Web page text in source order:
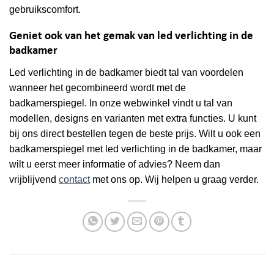
gebruikscomfort.
Geniet ook van het gemak van led verlichting in de
badkamer
Led verlichting in de badkamer biedt tal van voordelen
wanneer het gecombineerd wordt met de
badkamerspiegel. In onze webwinkel vindt u tal van
modellen, designs en varianten met extra functies. U kunt
bij ons direct bestellen tegen de beste prijs. Wilt u ook een
badkamerspiegel met led verlichting in de badkamer, maar
wilt u eerst meer informatie of advies? Neem dan
vrijblijvend contactmet ons op. Wij helpen u graag verder.